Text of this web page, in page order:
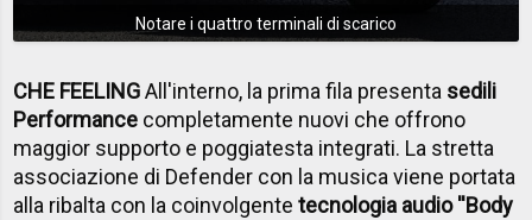
Notare i quattro terminali di scarico
CHE FEELINGAll'interno, la prima fila presenta sedili
Performance completamente nuovi che offrono
maggior supporto e poggiatesta integrati. La stretta
associazione di Defender con la musica viene portata
alla ribalta con la coinvolgentetecnologia audio ''Body